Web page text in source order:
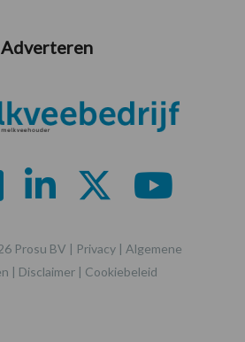
Adverteren
Prosu BV | Privacy | Algemene
| Disclaimer | Cookiebeleid